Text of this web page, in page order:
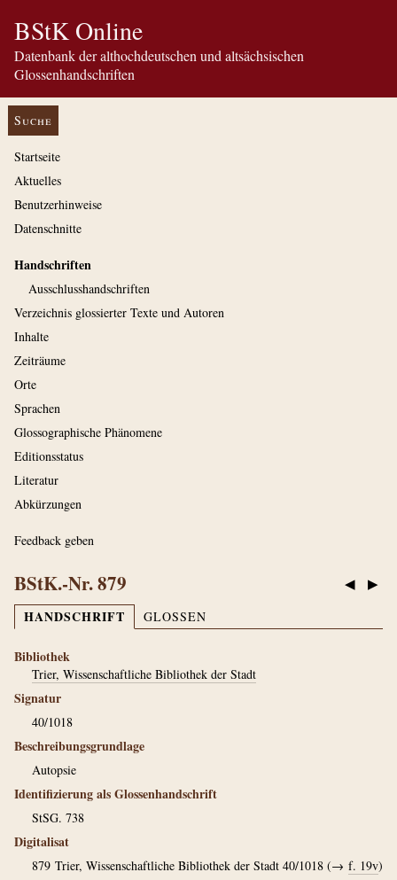
BStK Online
Datenbank der althochdeutschen und altsächsischen
Glossenhandschriften
Suche
Startseite
Aktuelles
Benutzerhinweise
Datenschnitte
Handschriften
Ausschluss­handschriften
Verzeichnis glossierter Texte und Autoren
Inhalte
Zeiträume
Orte
Sprachen
Glossographische Phänomene
Editionsstatus
Literatur
Abkürzungen
Feedback geben
◀ ▶
BStK.-Nr. 879
HANDSCHRIFT GLOSSEN
Bibliothek
Trier, Wissenschaftliche Bibliothek der Stadt
Signatur
40/1018
Beschreibungsgrundlage
Autopsie
Identifizierung als Glossenhandschrift
StSG. 738
Digitalisat
879 Trier, Wissenschaftliche Bibliothek der Stadt 40/1018 (→ f. 19v)